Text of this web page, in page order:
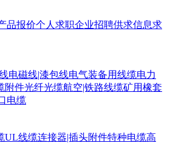
品报价个人求职企业招聘供求信息求
电磁线|漆包线电气装备用线缆电力
附件光纤光缆航空|铁路线缆矿用橡套
电缆
UL线缆连接器|插头附件特种电缆高